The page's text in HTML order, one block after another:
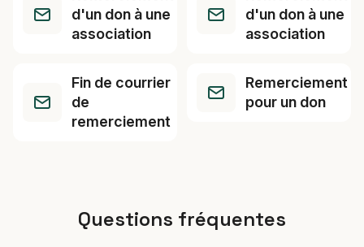
d'un don à une
association
d'un don à une
association
Fin de courrier
de
remerciement
Remerciement
pour un don
Questions fréquentes